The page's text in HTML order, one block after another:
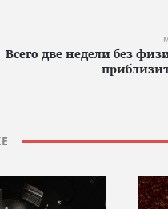
Всего две недели без